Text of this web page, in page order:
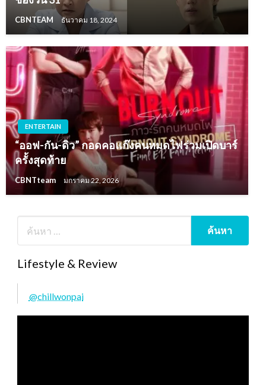
CBNTEAM ธันวาคม 18, 2024
ENTERTAIN
“ออฟ-กัน-ดิว” กอดคอแก๊งคนหมดไฟร่วมเปิดบาร์
ครั้งสุดท้าย
CBNTteam มกราคม 22, 2026
Lifestyle & Review
@chillwonpai